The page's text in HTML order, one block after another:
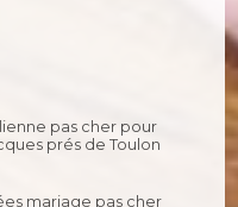
pas cher pour
prés de Toulon
mariage pas cher